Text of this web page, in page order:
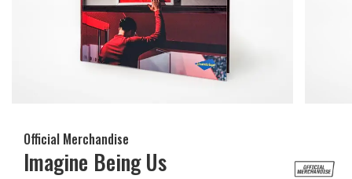
Official Merchandise
Imagine Being Us